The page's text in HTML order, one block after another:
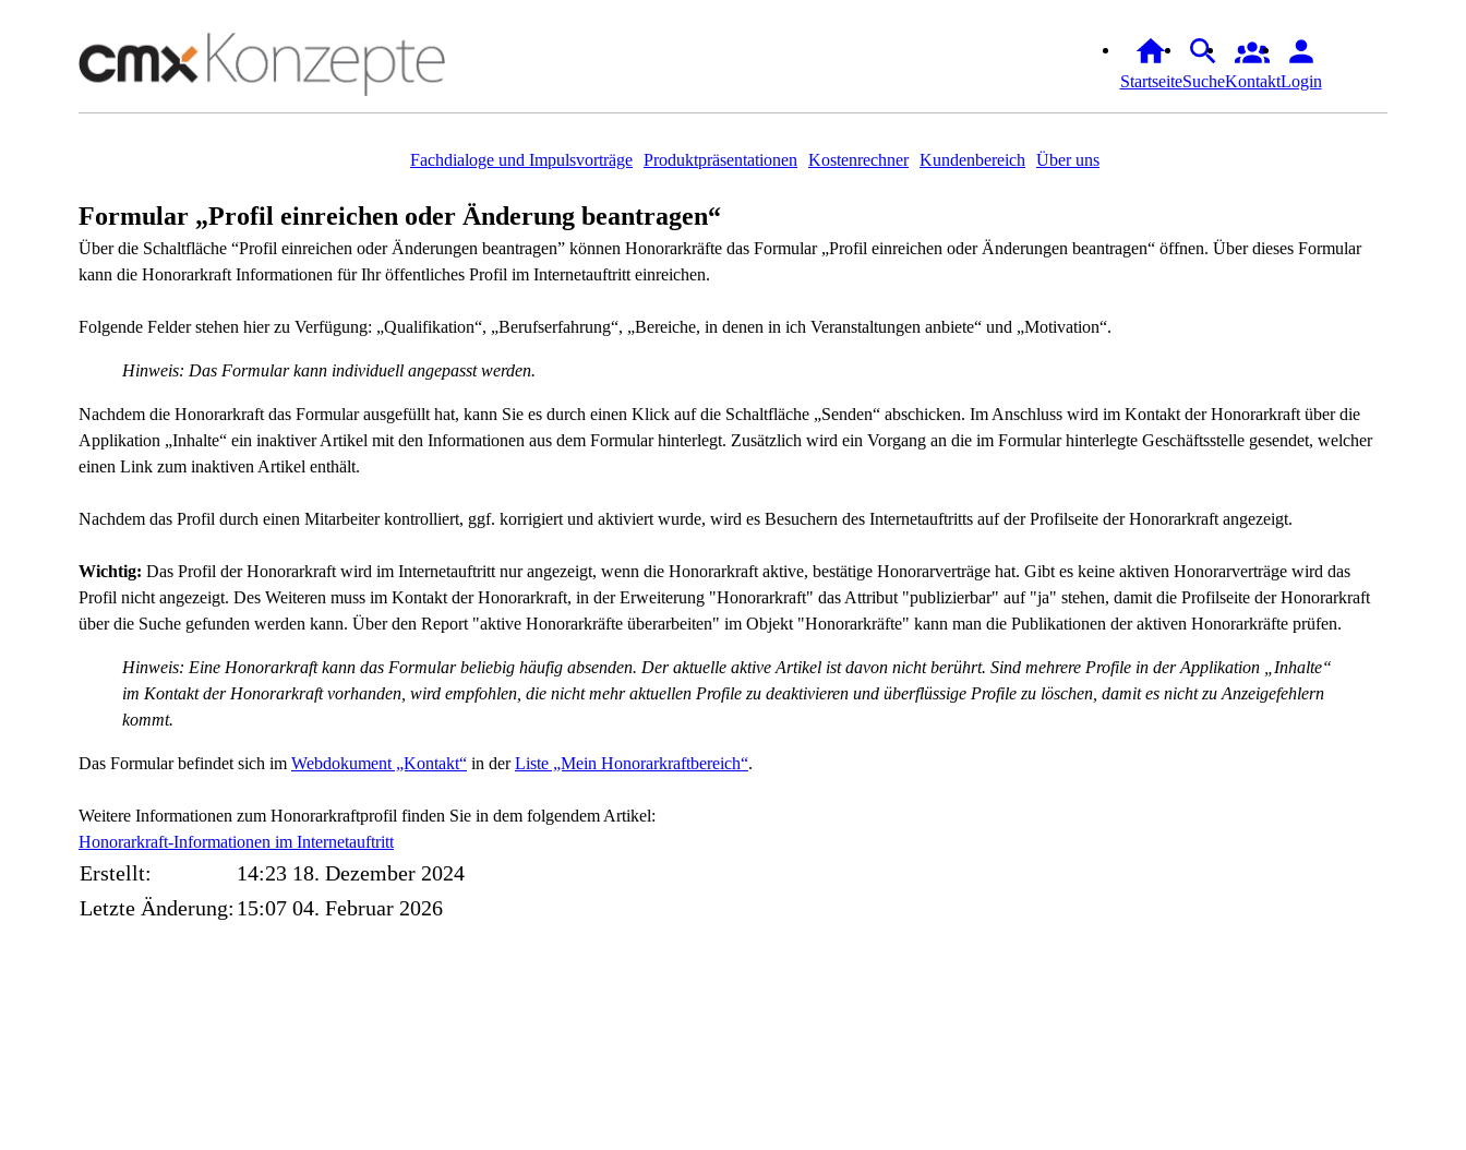
StartseiteSucheKontaktLogin
Fachdialoge und Impulsvorträge Produktpräsentationen Kostenrechner Kundenbereich Über uns
Formular „Profil einreichen oder Änderung beantragen“
Über die Schaltfläche “Profil einreichen oder Änderungen beantragen” können Honorarkräfte das Formular „Profil einreichen oder Änderungen beantragen“ öffnen. Über dieses Formular
kann die Honorarkraft Informationen für Ihr öffentliches Profil im Internetauftritt einreichen.
Folgende Felder stehen hier zu Verfügung: „Qualifikation“, „Berufserfahrung“, „Bereiche, in denen in ich Veranstaltungen anbiete“ und „Motivation“.
Hinweis: Das Formular kann individuell angepasst werden.
Nachdem die Honorarkraft das Formular ausgefüllt hat, kann Sie es durch einen Klick auf die Schaltfläche „Senden“ abschicken. Im Anschluss wird im Kontakt der Honorarkraft über die
Applikation „Inhalte“ ein inaktiver Artikel mit den Informationen aus dem Formular hinterlegt. Zusätzlich wird ein Vorgang an die im Formular hinterlegte Geschäftsstelle gesendet, welcher
einen Link zum inaktiven Artikel enthält.
Nachdem das Profil durch einen Mitarbeiter kontrolliert, ggf. korrigiert und aktiviert wurde, wird es Besuchern des Internetauftritts auf der Profilseite der Honorarkraft angezeigt.
Wichtig: Das Profil der Honorarkraft wird im Internetauftritt nur angezeigt, wenn die Honorarkraft aktive, bestätige Honorarverträge hat. Gibt es keine aktiven Honorarverträge wird das
Profil nicht angezeigt. Des Weiteren muss im Kontakt der Honorarkraft, in der Erweiterung "Honorarkraft" das Attribut "publizierbar" auf "ja" stehen, damit die Profilseite der Honorarkraft
über die Suche gefunden werden kann. Über den Report "aktive Honorarkräfte überarbeiten" im Objekt "Honorarkräfte" kann man die Publikationen der aktiven Honorarkräfte prüfen.
Hinweis: Eine Honorarkraft kann das Formular beliebig häufig absenden. Der aktuelle aktive Artikel ist davon nicht berührt. Sind mehrere Profile in der Applikation „Inhalte“
im Kontakt der Honorarkraft vorhanden, wird empfohlen, die nicht mehr aktuellen Profile zu deaktivieren und überflüssige Profile zu löschen, damit es nicht zu Anzeigefehlern
kommt.
Das Formular befindet sich im Webdokument „Kontakt“ in derListe „Mein Honorarkraftbereich“.
Weitere Informationen zum Honorarkraftprofil finden Sie in dem folgendem Artikel:
Honorarkraft-Informationen im Internetauftritt
Erstellt:
14:23 18. Dezember 2024
Letzte Änderung: 15:07 04. Februar 2026